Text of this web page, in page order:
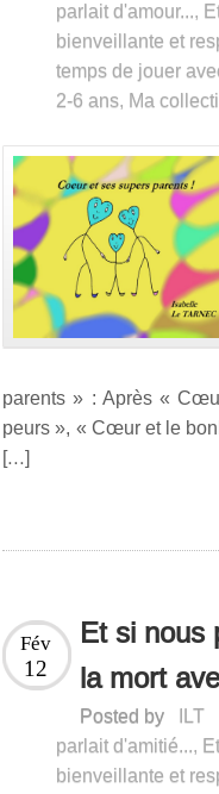
parlait d'amour...,
bienveillante et
temps de jouer
2-6 ans, Ma
parents » : Après «
peurs », « Cœur et le
[…]
Et si nous
la mort
Fév
12
Posted by ILT
parlait d'amitié...,
bienveillante et